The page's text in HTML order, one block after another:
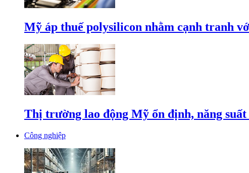
Mỹ áp thuế polysilicon nhằm cạnh tranh
Thị trường lao động Mỹ ổn định, năng
Công nghiệp